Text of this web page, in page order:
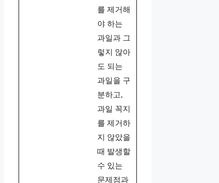
를 제거해
야 하는
과일과 그
렇지 않아
도 되는
과일을 구
분하고,
과일 꼭지
를 제거하
지 않았을
때 발생할
수 있는
문제점과